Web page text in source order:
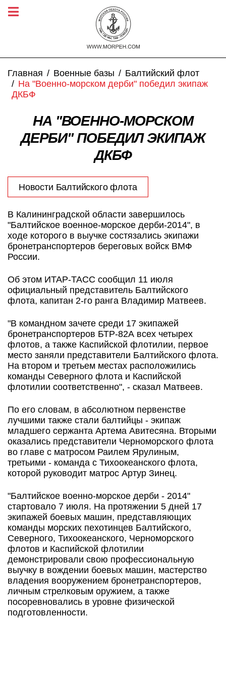
Главная Военные базы
Балтийский флот
На "Военно-морском дерби" победил экипаж
ДКБФ
НА "ВОЕННО-МОРСКОМ
ДЕРБИ" ПОБЕДИЛ ЭКИПАЖ
ДКБФ
Новости Балтийского флота
В Калининградской области завершилось
"Балтийское военное-морское дерби-2014", в
ходе которого в выучке состязались экипажи
бронетранспортеров береговых войск ВМФ
России.
Об этом ИТАР-ТАСС сообщил 11 июля
официальный представитель Балтийского
флота, капитан 2-го ранга Владимир Матвеев.
"В командном зачете среди 17 экипажей
бронетранспортеров БТР-82А всех четырех
флотов, а также Каспийской флотилии, первое
место заняли представители Балтийского флота.
На втором и третьем местах расположились
команды Северного флота и Каспийской
флотилии соответственно", - сказал Матвеев.
По его словам, в абсолютном первенстве
лучшими также стали балтийцы - экипаж
младшего сержанта Артема Авитесяна. Вторыми
оказались представители Черноморского флота
во главе с матросом Раилем Ярулиным,
третьими - команда с Тихоокеанского флота,
которой руководит матрос Артур Зинец.
"Балтийское военно-морское дерби - 2014"
стартовало 7 июля. На протяжении 5 дней 17
экипажей боевых машин, представляющих
команды морских пехотинцев Балтийского,
Северного, Тихоокеанского, Черноморского
флотов и Каспийской флотилии
демонстрировали свою профессиональную
выучку в вождении боевых машин, мастерство
владения вооружением бронетранспортеров,
личным стрелковым оружием, а также
посоревновались в уровне физической
подготовленности.